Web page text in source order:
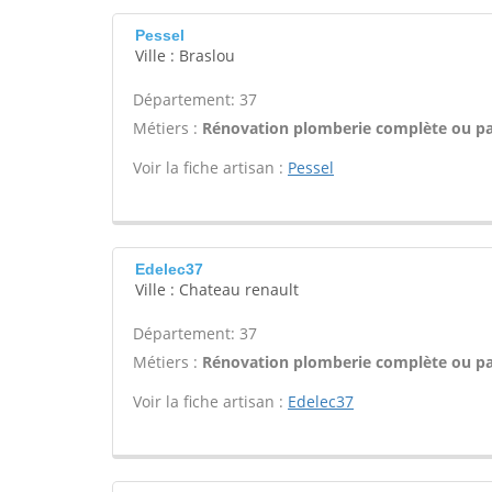
Pessel
Ville : Braslou
Département: 37
Métiers : Rénovation plomberie complète ou
Voir la fiche artisan : Pessel
Edelec37
Ville : Chateau renault
Département: 37
Métiers : Rénovation plomberie complète ou
Voir la fiche artisan : Edelec37